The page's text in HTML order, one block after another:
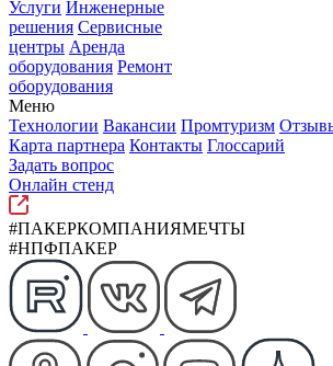
Услуги Инженерные
решения Сервисные
центры Аренда
оборудования Ремонт
оборудования
Меню
Технологии Вакансии Промтуризм
Карта партнера Контакты Глоссарий
Задать вопрос
Онлайн стенд
#ПАКЕРКОМПАНИЯМЕЧТЫ
#НПФПАКЕР